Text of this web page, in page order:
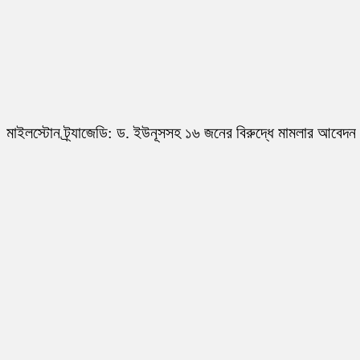
মাইলস্টোন ট্র্যাজেডি: ড. ইউনূসসহ ১৬ জনের বিরুদ্ধে মামলার আবেদন